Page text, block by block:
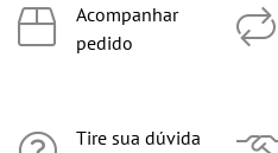
Acompanhar
pedido
Tire sua dúvida